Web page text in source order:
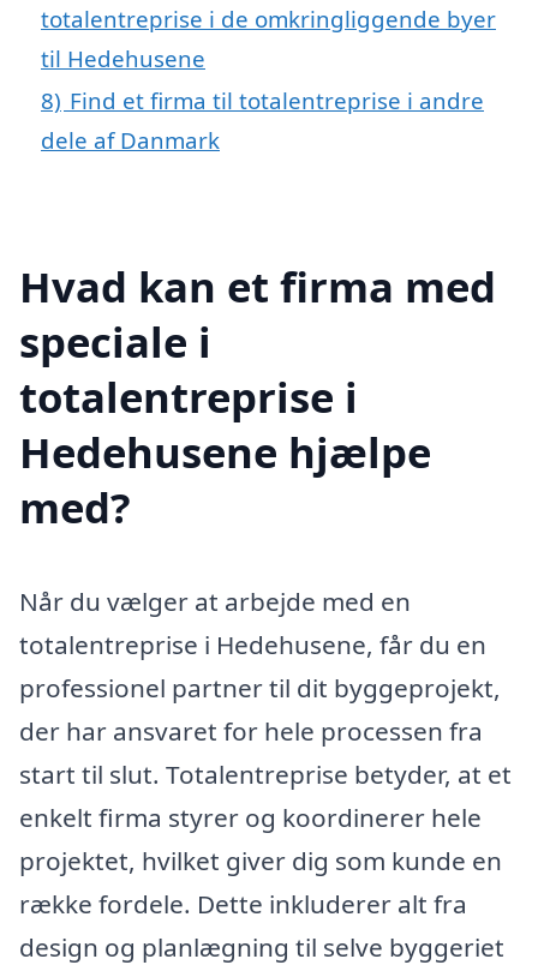
totalentreprise i de omkringliggende byer
til Hedehusene
8) Find et firma til totalentreprise i andre
dele af Danmark
Hvad kan et firma med
speciale i
totalentreprise i
Hedehusene hjælpe
med?
Når du vælger at arbejde med en
totalentreprise i Hedehusene, får du en
professionel partner til dit byggeprojekt,
der har ansvaret for hele processen fra
start til slut. Totalentreprise betyder, at et
enkelt firma styrer og koordinerer hele
projektet, hvilket giver dig som kunde en
række fordele. Dette inkluderer alt fra
design og planlægning til selve byggeriet